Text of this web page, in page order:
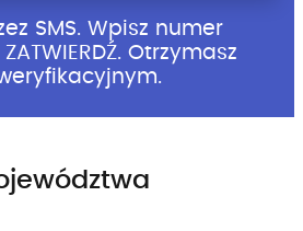
SMS. Wpisz numer
Otrzymasz